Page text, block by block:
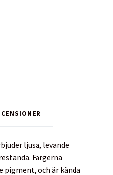
ljusa, levande
Färgerna
pigment, och är kända